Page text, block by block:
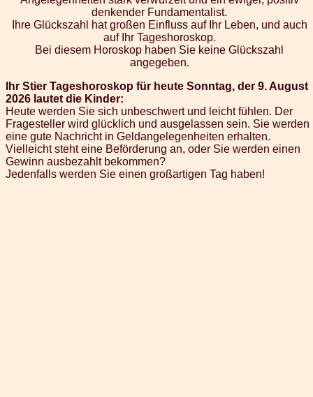
denkender Fundamentalist.
Ihre Glückszahl hat großen Einfluss auf Ihr Leben, und auch
auf Ihr Tageshoroskop.
Bei diesem Horoskop haben Sie keine Glückszahl
angegeben.
Ihr Stier Tageshoroskop für heute Sonntag, der 9. August
2026 lautet die Kinder:
Heute werden Sie sich unbeschwert und leicht fühlen. Der
Fragesteller wird glücklich und ausgelassen sein. Sie werden
eine gute Nachricht in Geldangelegenheiten erhalten.
Vielleicht steht eine Beförderung an, oder Sie werden einen
Gewinn ausbezahlt bekommen?
Jedenfalls werden Sie einen großartigen Tag haben!